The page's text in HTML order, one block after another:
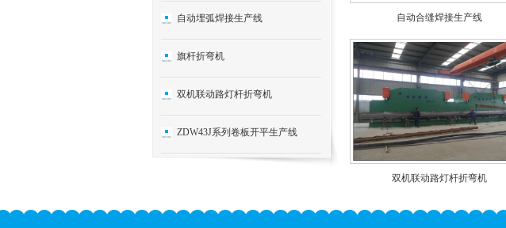
自动埋弧焊接生产线
旗杆折弯机
双机联动路灯杆折弯机
ZDW43J系列卷板开平生产线
自动合缝焊接生产线
双机联动路灯杆折弯机